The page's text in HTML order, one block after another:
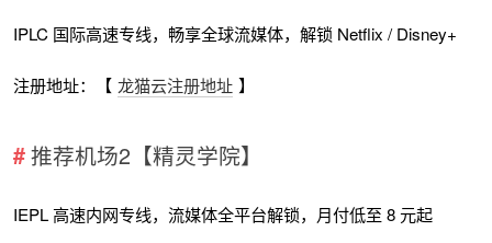
IPLC 国际高速专线，畅享全球流媒体，解锁 Netflix / Disney+
注册地址：【 龙猫云注册地址 】
推荐机场2【精灵学院】
IEPL 高速内网专线，流媒体全平台解锁，月付低至 8 元起